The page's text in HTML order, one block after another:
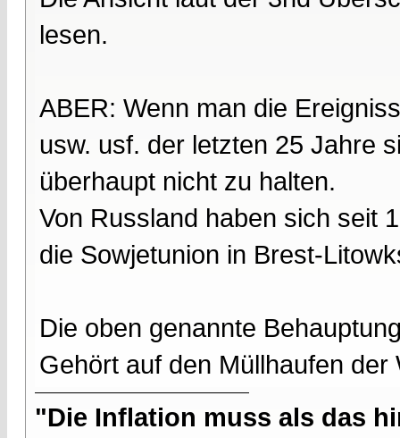
lesen.
ABER: Wenn man die
usw. usf. der letzten 25 Jahre
überhaupt nicht zu halten.
Von Russland haben sich seit
die Sowjetunion in Brest-
Die oben genannte
Gehört auf den Müllhaufen der
"Die Inflation muss als das